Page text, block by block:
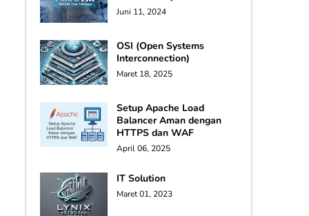
Juni 11, 2024
OSI (Open Systems
Interconnection)
Maret 18, 2025
Setup Apache Load
Balancer Aman dengan
HTTPS dan WAF
April 06, 2025
IT Solution
Maret 01, 2023